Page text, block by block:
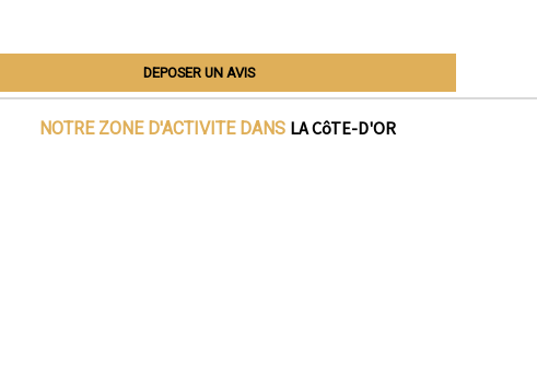
DEPOSER UN AVIS
NOTRE ZONE D'ACTIVITE DANS LA CôTE-D'OR